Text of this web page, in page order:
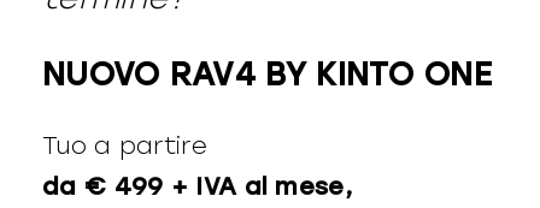
NUOVO RAV4 BY KINTO ONE
Tuo a partire
da € 499 + IVA al mese,